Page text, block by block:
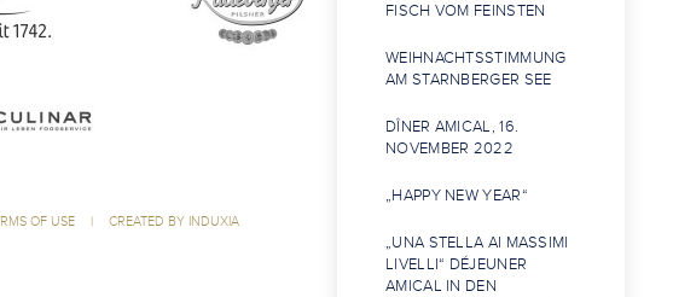
FISCH VOM FEINSTEN
WEIHNACHTSSTIMMUNG
AM STARNBERGER SEE
DÎNER AMICAL, 16.
NOVEMBER 2022
„HAPPY NEW YEAR“
„UNA STELLA AI MASSIMI
LIVELLI“ DÉJEUNER
AMICAL IN DEN
OF USE | CREATED BY INDUXIA